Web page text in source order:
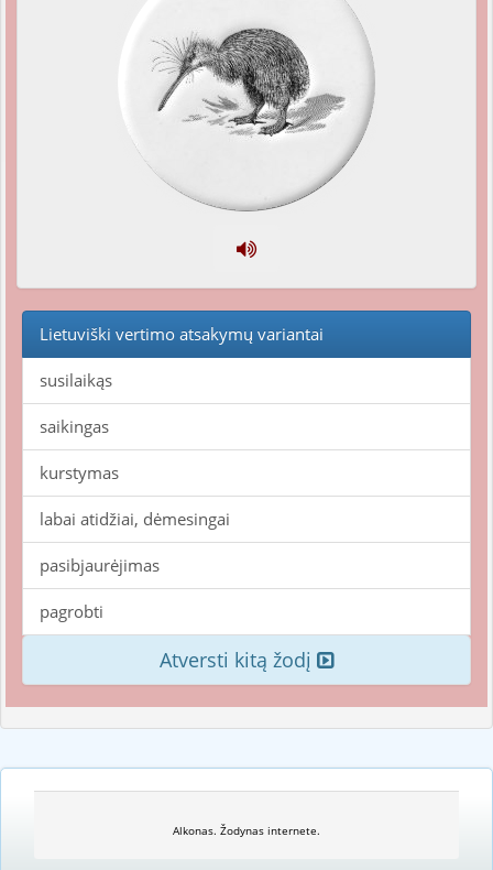
Lietuviški vertimo atsakymų variantai
susilaikąs
saikingas
kurstymas
labai atidžiai, dėmesingai
pasibjaurėjimas
pagrobti
Atversti kitą žodį
Alkonas. Žodynas internete.